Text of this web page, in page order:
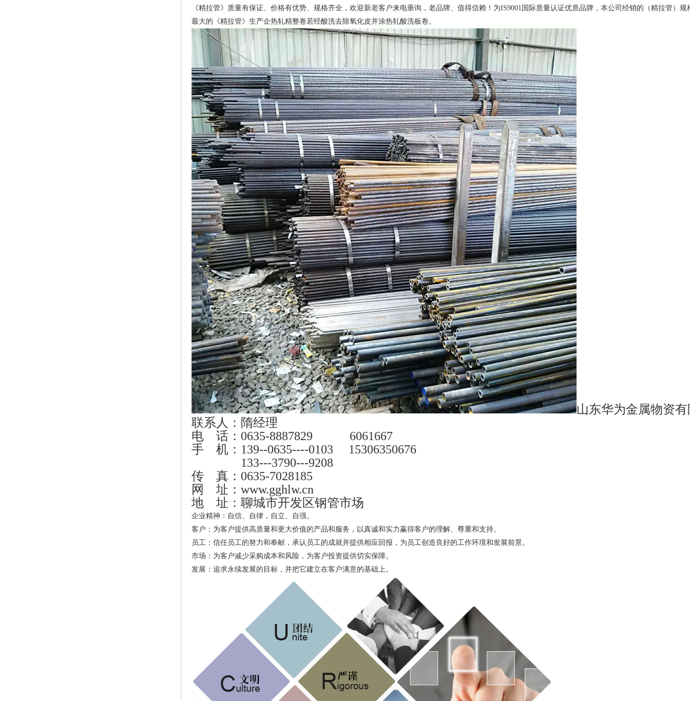
《精拉管》质量有保证、价格有优势、规格齐全，欢迎新老客户来电垂询，老品牌、值得信赖！为IS9001国际质量认证优质品牌，本公司经销的（精拉管）
最大的《精拉管》生产企热轧精整卷若经酸洗去除氧化皮并涂热轧酸洗板卷。
山东华为金属物资
联系人：隋经理
电 话：0635-8887829 6061667
手 机：139--0635----0103 15306350676
133---3790---9208
传 真：0635-7028185
网 址： www.gghlw.cn
地 址：聊城市开发区钢管市场
企业精神 ：自信、自律，自立、自强。
客户：为客户提供高质量和更大价值的产品和服务，以真诚和实力赢得客户的理解、尊重和支持。
员工：信任员工的努力和奉献，承认员工的成就并提供相应回报，为员工创造良好的工作环境和发展前景。
市场：为客户减少采购成本和风险，为客户投资提供切实保障。
发展：追求永续发展的目标，并把它建立在客户满意的基础上。